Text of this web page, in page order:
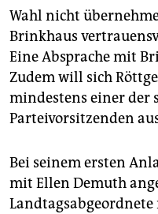
Wahl nicht
Brinkhaus
Eine Absprache mit
Zudem will sich
mindestens einer der
Parteivorsitzenden
Bei seinem ersten
mit Ellen Demuth